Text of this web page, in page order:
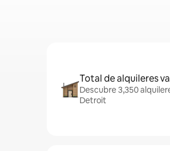
Total de alquileres
Descubre 3,350
Detroit